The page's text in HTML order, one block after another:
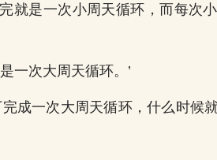
就是一次小周天循环，而每次
一次大周天循环。’
成一次大周天循环，什么时候